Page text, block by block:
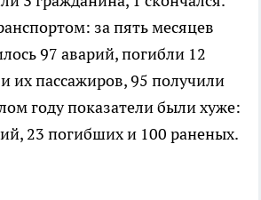
за пять месяцев
97 аварий, погибли 12
их пассажиров, 95 получили
году показатели были хуже:
23 погибших и 100 раненых.